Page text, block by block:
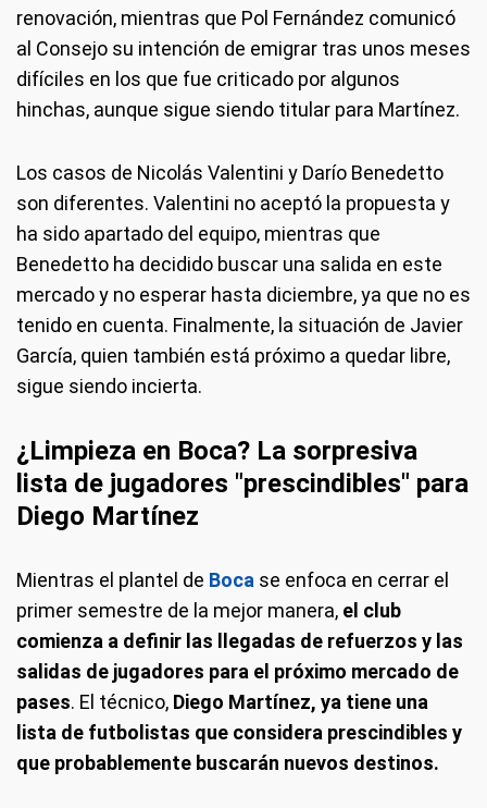
renovación, mientras que Pol Fernández comunicó
al Consejo su intención de emigrar tras unos meses
difíciles en los que fue criticado por algunos
hinchas, aunque sigue siendo titular para Martínez.
Los casos de Nicolás Valentini y Darío Benedetto
son diferentes. Valentini no aceptó la propuesta y
ha sido apartado del equipo, mientras que
Benedetto ha decidido buscar una salida en este
mercado y no esperar hasta diciembre, ya que no es
tenido en cuenta. Finalmente, la situación de Javier
García, quien también está próximo a quedar libre,
sigue siendo incierta.
¿Limpieza en Boca? La sorpresiva
lista de jugadores "prescindibles" para
Diego Martínez
Mientras el plantel de Boca se enfoca en cerrar el
primer semestre de la mejor manera, el club
comienza a definir las llegadas de refuerzos y las
salidas de jugadores para el próximo mercado de
pases. El técnico, Diego Martínez, ya tiene una
lista de futbolistas que considera prescindibles y
que probablemente buscarán nuevos destinos.